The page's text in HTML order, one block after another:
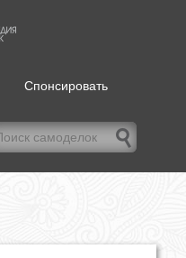
Спонсировать